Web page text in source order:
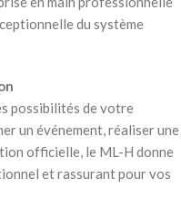
du système
possibilités de votre
un événement, réaliser une
officielle, le ML-H donne
et rassurant pour vos